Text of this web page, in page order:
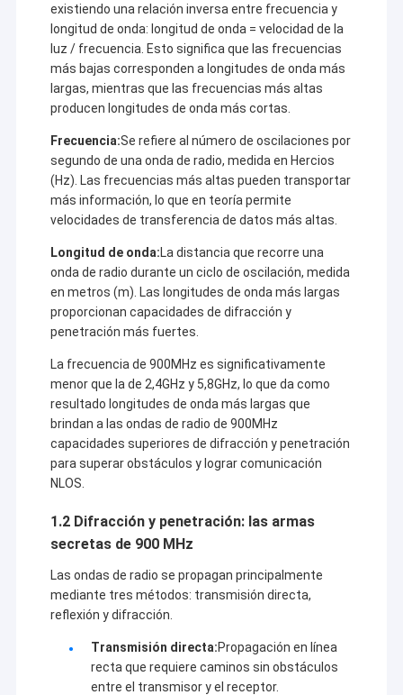
En casa
Productos
Sobre nosotros
Recorrido por la fábrica
existiendo una relación inversa entre frecuencia y
longitud de onda: longitud de onda = velocidad de la
luz / frecuencia. Esto significa que las frecuencias
más bajas corresponden a longitudes de onda más
largas, mientras que las frecuencias más altas
producen longitudes de onda más cortas.
Frecuencia:Se refiere al número de oscilaciones por
segundo de una onda de radio, medida en Hercios
(Hz). Las frecuencias más altas pueden transportar
más información, lo que en teoría permite
velocidades de transferencia de datos más altas.
Longitud de onda:La distancia que recorre una
onda de radio durante un ciclo de oscilación, medida
en metros (m). Las longitudes de onda más largas
proporcionan capacidades de difracción y
penetración más fuertes.
La frecuencia de 900MHz es significativamente
menor que la de 2,4GHz y 5,8GHz, lo que da como
resultado longitudes de onda más largas que
brindan a las ondas de radio de 900MHz
capacidades superiores de difracción y penetración
para superar obstáculos y lograr comunicación
NLOS.
1.2 Difracción y penetración: las armas
secretas de 900 MHz
Las ondas de radio se propagan principalmente
mediante tres métodos: transmisión directa,
reflexión y difracción.
Transmisión directa:Propagación en línea
recta que requiere caminos sin obstáculos
entre el transmisor y el receptor.
Shenzhen Sinosun Technology Co., Ltd. se ha
dedicado a servicios de transmisión de datos
inalámbricos desde 1996, como el desarrollo de
productos, aplicaciones e ingeniería de redes.
En la última década, sobre la base de la absorción de
tecnología líder en la industria mundial en equipos de